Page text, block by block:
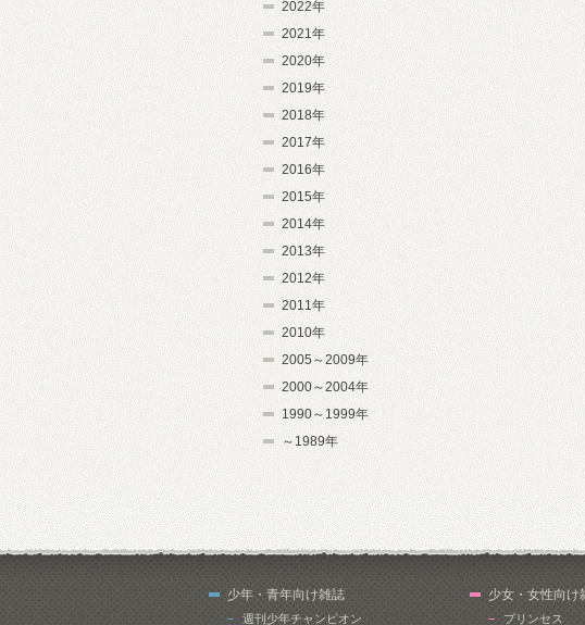
2022年
2021年
2020年
2019年
2018年
2017年
2016年
2015年
2014年
2013年
2012年
2011年
2010年
2005～2009年
2000～2004年
1990～1999年
～1989年
少年・青年向け雑誌
週刊少年チャンピオン
少女・女性向け
プリンセス